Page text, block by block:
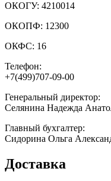
ОКОГУ: 4210014
ОКОПФ: 12300
ОКФС: 16
Телефон:
+7(499)707-09-00
Генеральный директор:
Селянина Надежда
Главный бухгалтер:
Сидорина Ольга
Доставка